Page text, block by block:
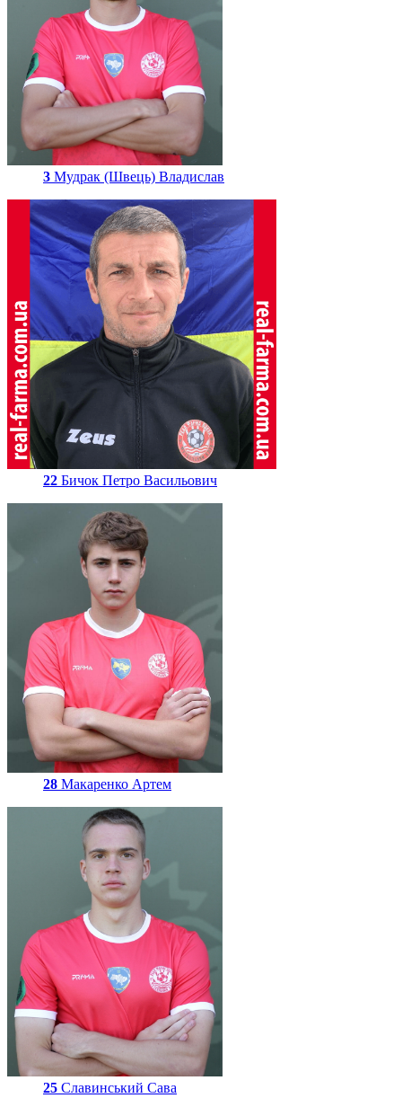
3 Мудрак (Швець) Владислав
22 Бичок Петро Васильович
28 Макаренко Артем
25 Славинський Сава